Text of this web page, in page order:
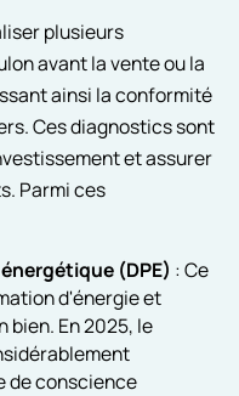
plusieurs
avant la vente ou la
ainsi la conformité
Ces diagnostics sont
et assurer
Parmi ces
(DPE) : Ce
d'énergie et
bien. En 2025, le
de conscience